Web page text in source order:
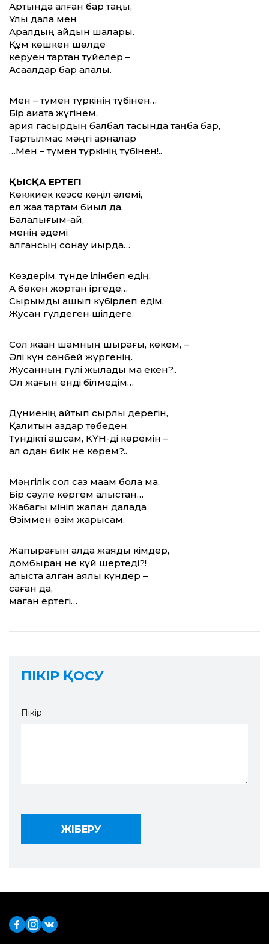
Артында қалған бар таңы,
Ұлы дала мен
Аралдың айдын шалқары.
Құм көшкен шөлде
керуен тартқан түйелер –
Ақсақалдар бар алқалы.
Мен – түмен түркінің түбінен…
Бір ақиқатқа жүгінем.
қария ғасырдың балбал тасында таңба бар,
Тартылмас мәңгі арналар
…Мен – түмен түркінің түбінен!..
ҚЫСҚА ЕРТЕГІ
Көкжиек кезсе көңіл әлемі,
ел жаққа тартам биыл да.
Балалығым-ай,
менің әдемі
қалғансың сонау қиырда…
Көздерім, түнде ілінбеп едің,
Ақ бөкен жортқан іргеде…
Сырымды ашып күбірлеп едім,
Жусан гүлдеген шілдеге.
Сол жаққан шамның шырағы, көкем, –
Әлі күн сөнбей жүргенің.
Жусанның гүлі жылады ма екен?..
Ол жағын енді білмедім…
Дүниенің айтып сырлы дерегін,
Қалқитын қаздар төбеден.
Түндікті ашсам, КҮН-ді көремін –
ал одан биік не көрем?..
Мәңгілік сол саз мақам бола ма,
Бір сәуле көргем алыстан…
Жабағы мініп жапан далада
Өзіммен өзім жарысқам.
Жапырағын алда жаяды кімдер,
домбыраң не күй шертеді?!
алыста қалған аялы күндер –
саған да,
маған ертегі…
ПІКІР ҚОСУ
Пікір